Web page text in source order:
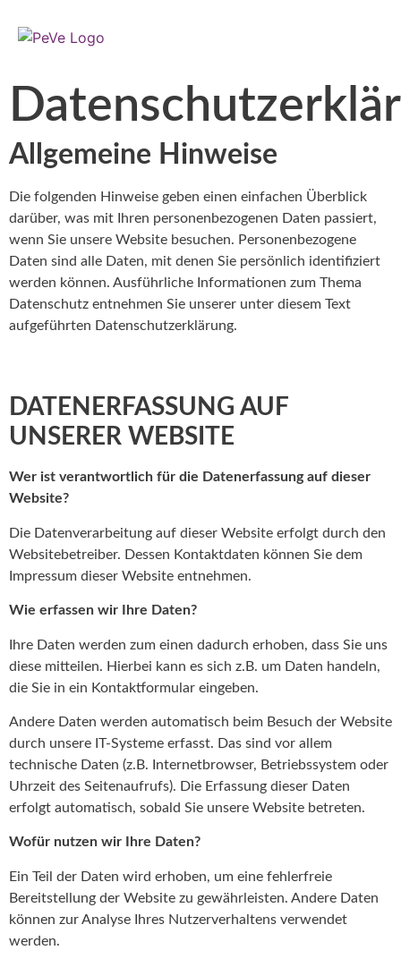
Allgemeine Hinweise
Die folgenden Hinweise geben einen einfachen Überblick
darüber, was mit Ihren personenbezogenen Daten passiert,
wenn Sie unsere Website besuchen. Personenbezogene
Daten sind alle Daten, mit denen Sie persönlich identifiziert
werden können. Ausführliche Informationen zum Thema
Datenschutz entnehmen Sie unserer unter diesem Text
aufgeführten Datenschutzerklärung.
DATENERFASSUNG AUF
UNSERER WEBSITE
Wer ist verantwortlich für die Datenerfassung auf dieser
Website?
Die Datenverarbeitung auf dieser Website erfolgt durch den
Websitebetreiber. Dessen Kontaktdaten können Sie dem
Impressum dieser Website entnehmen.
Wie erfassen wir Ihre Daten?
Ihre Daten werden zum einen dadurch erhoben, dass Sie uns
diese mitteilen. Hierbei kann es sich z.B. um Daten handeln,
die Sie in ein Kontaktformular eingeben.
Andere Daten werden automatisch beim Besuch der Website
durch unsere IT-Systeme erfasst. Das sind vor allem
technische Daten (z.B. Internetbrowser, Betriebssystem oder
Uhrzeit des Seitenaufrufs). Die Erfassung dieser Daten
erfolgt automatisch, sobald Sie unsere Website betreten.
Wofür nutzen wir Ihre Daten?
Ein Teil der Daten wird erhoben, um eine fehlerfreie
Bereitstellung der Website zu gewährleisten. Andere Daten
können zur Analyse Ihres Nutzerverhaltens verwendet
werden.